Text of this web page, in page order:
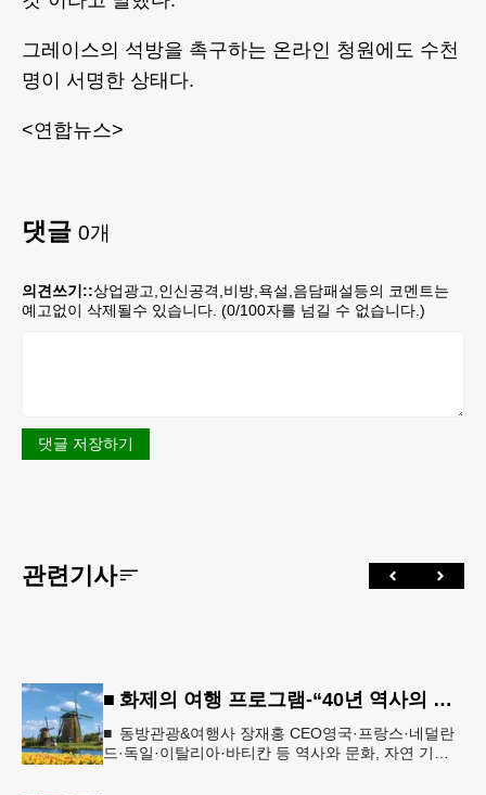
그레이스의 석방을 촉구하는 온라인 청원에도 수천
명이 서명한 상태다.
<연합뉴스>
댓글 0개
의견쓰기::상업광고,인신공격,비방,욕설,음담패설등의 코멘트는
예고없이 삭제될수 있습니다. (0/100자를 넘길 수 없습니다.)
댓글 저장하기
관련기사
■ 화제의 여행 프로그램-“40년 역사의 신뢰… 서유럽 8개국 13일 대장정”
■ 동방관광&여행사 장재홍 CEO영국·프랑스·네덜란
드·독일·이탈리아·바티칸 등 역사와 문화, 자연 기